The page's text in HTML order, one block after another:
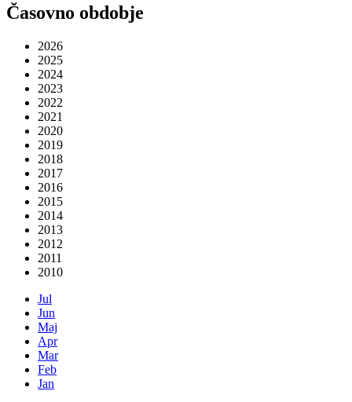
Časovno obdobje
2026
2025
2024
2023
2022
2021
2020
2019
2018
2017
2016
2015
2014
2013
2012
2011
2010
Jul
Jun
Maj
Apr
Mar
Feb
Jan